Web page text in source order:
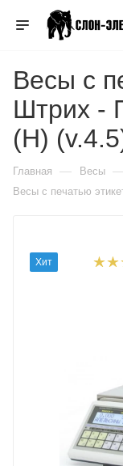
Весы с
Штрих -
(H)
Главная — Весы
Весы с печатью
Хит